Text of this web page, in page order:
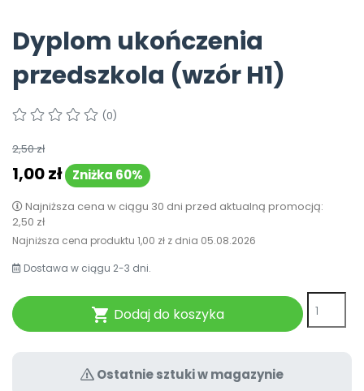
Dyplom ukończenia
przedszkola (wzór H1)
(0)
2,50 zł
1,00 zł Zniżka 60%
Najniższa cena w ciągu 30 dni przed aktualną promocją:
2,50 zł
Najniższa cena produktu 1,00 zł z dnia 05.08.2026
Dostawa w ciągu 2-3 dni.
 Dodaj do koszyka
Ostatnie sztuki w magazynie